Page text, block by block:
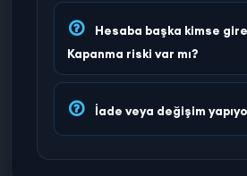
Hesaba başka kimse
Kapanma riski var mı?
İade veya değişim